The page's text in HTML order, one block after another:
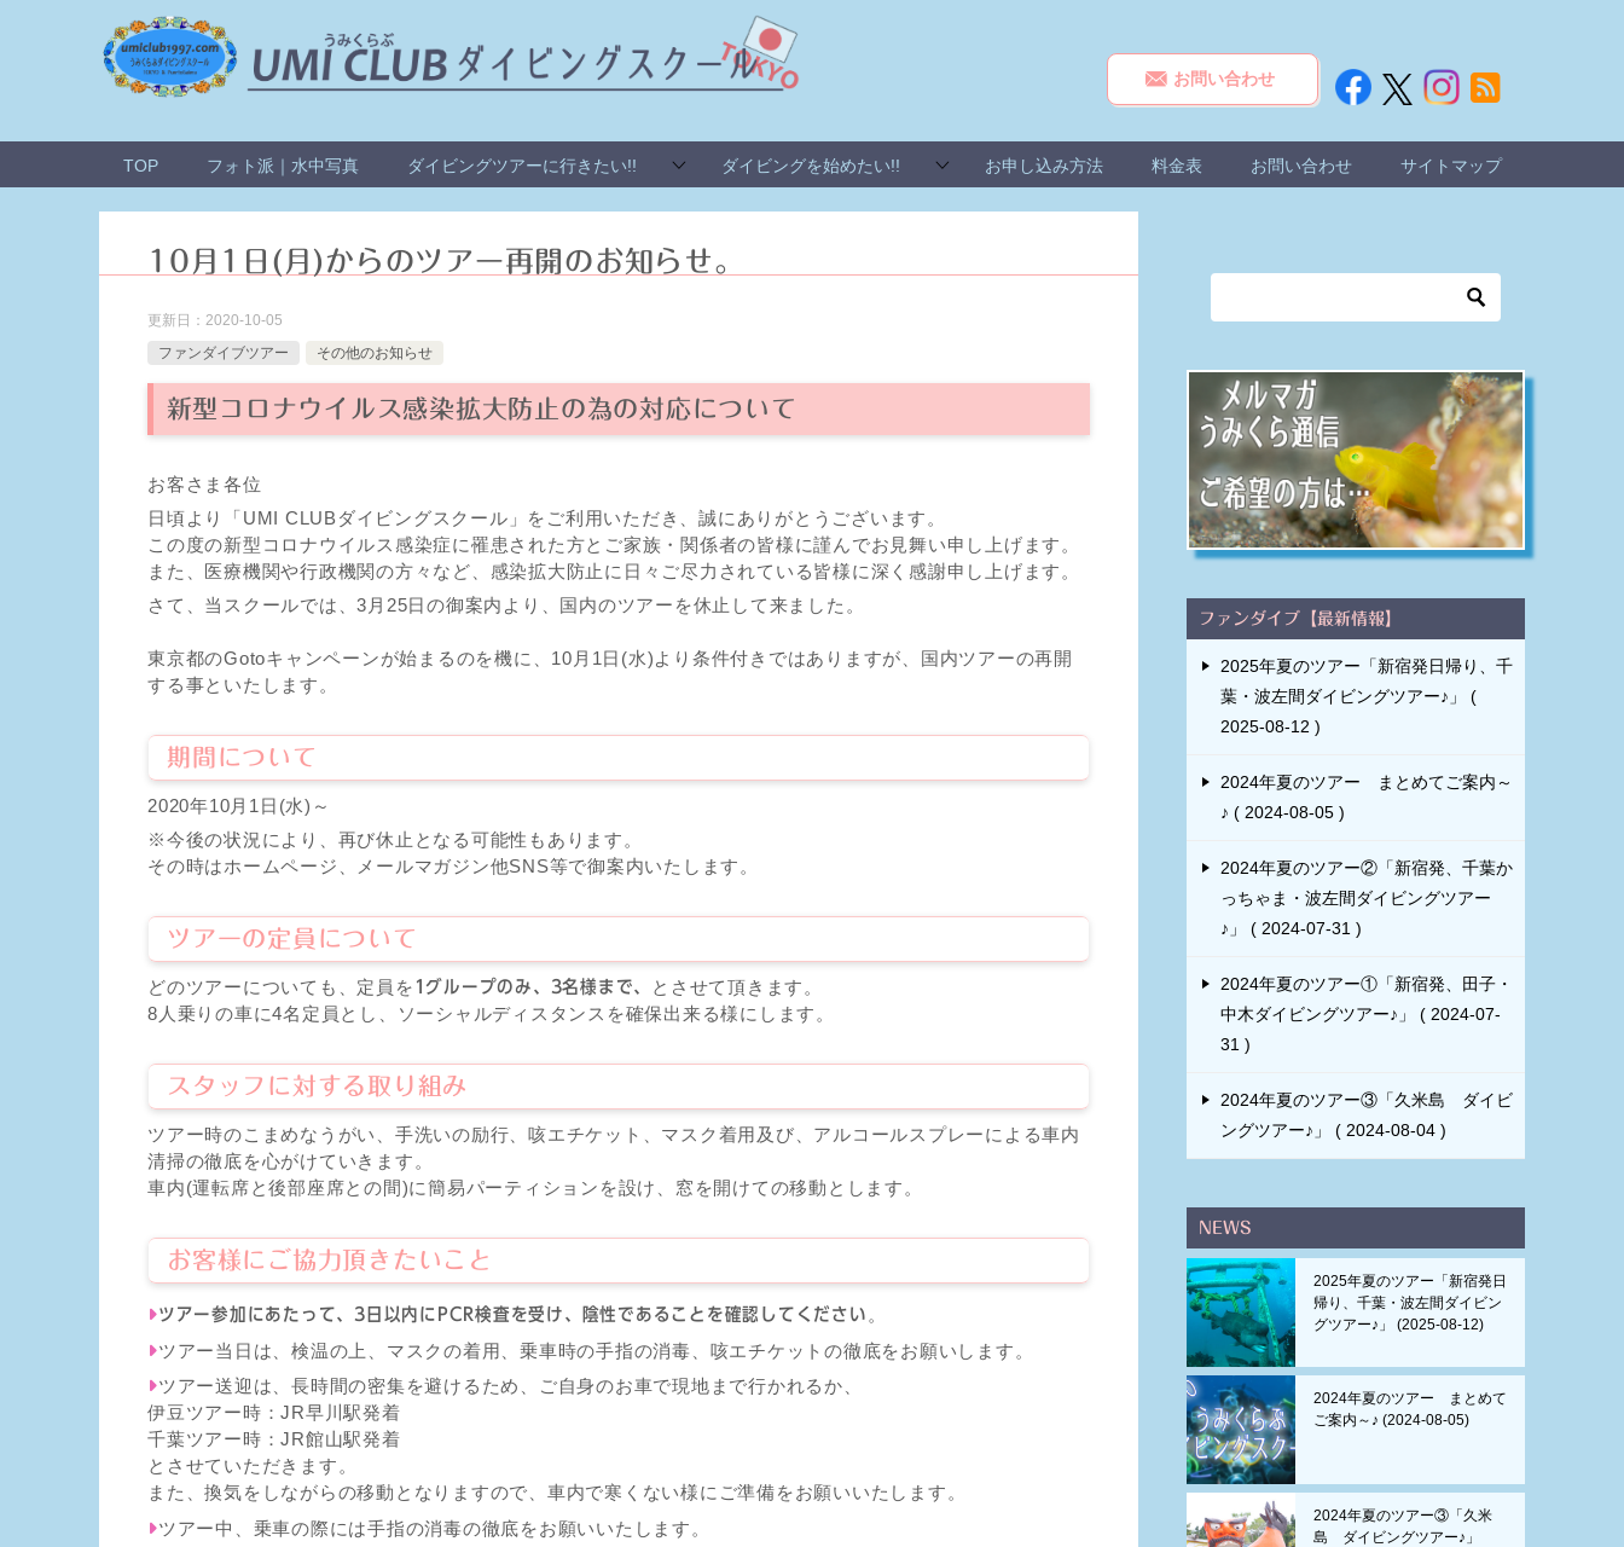
お問い合わせ
TOP フォト派｜水中写真 ダイビングツアーに行きたい!! ダイビングを始めたい!! お申し込み方法 料金表 お問い合わせ サイトマップ
10月1日(月)からのツアー再開のお知らせ。
更新日： 2020-10-05
ファンダイブツアー
その他のお知らせ
新型コロナウイルス感染拡大防止の為の対応について
お客さま各位
日頃より「UMI CLUBダイビングスクール」をご利用いただき、誠にありがとうございます。
この度の新型コロナウイルス感染症に罹患された方とご家族・関係者の皆様に謹んでお見舞い申し上げます。
また、医療機関や行政機関の方々など、感染拡大防止に日々ご尽力されている皆様に深く感謝申し上げます。
さて、当スクールでは、3月25日の御案内より、国内のツアーを休止して来ました。
東京都のGotoキャンペーンが始まるのを機に、10月1日(水)より条件付きではありますが、国内ツアーの再開
する事といたします。
期間について
2020年10月1日(水)～
※今後の状況により、再び休止となる可能性もあります。
その時はホームページ、メールマガジン他SNS等で御案内いたします。
ツアーの定員について
どのツアーについても、定員を 1グループのみ、3名様まで、
とさせて頂きます。
8人乗りの車に4名定員とし、ソーシャルディスタンスを確保出来る様にします。
スタッフに対する取り組み
ツアー時のこまめなうがい、手洗いの励行、咳エチケット、マスク着用及び、アルコールスプレーによる車内
清掃の徹底を心がけていきます。
車内(運転席と後部座席との間)に簡易パーティションを設け、窓を開けての移動とします。
お客様にご協力頂きたいこと
ツアー参加にあたって、3日以内にPCR検査を受け、陰性であることを確認してください 。
ツアー当日は、検温の上、マスクの着用、乗車時の手指の消毒、咳エチケットの徹底をお願いします。
ツアー送迎は、長時間の密集を避けるため、ご自身のお車で現地まで行かれるか、
伊豆ツアー時：JR早川駅発着
千葉ツアー時：JR館山駅発着
とさせていただきます。
また、換気をしながらの移動となりますので、車内で寒くない様にご準備をお願いいたします。
ツアー中、乗車の際には手指の消毒の徹底をお願いいたします。
ファンダイブ【最新情報】
2025年夏のツアー「新宿発日帰り、千
葉・波左間ダイビングツアー♪」
2025-08-12
2024年夏のツアー まとめてご案内～
♪
2024-08-05
2024年夏のツアー②「新宿発、千葉か
っちゃま・波左間ダイビングツアー
♪」
2024-07-31
2024年夏のツアー①「新宿発、田子・
中木ダイビングツアー♪」
2024-07-
31
2024年夏のツアー③「久米島 ダイビ
ングツアー♪」
2024-08-04
NEWS
2025年夏のツアー「新宿発日
帰り、千葉・波左間ダイビン
グツアー♪」
2025-08-12
2024年夏のツアー まとめて
ご案内～♪ 2024-08-05
2024年夏のツアー③「久米
島 ダイビングツアー♪」